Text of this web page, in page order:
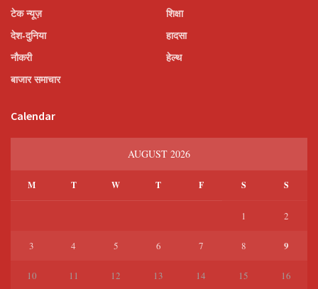
टेक न्यूज़
देश-दुनिया
नौकरी
बाजार समाचार
शिक्षा
हादसा
हेल्थ
Calendar
AUGUST 2026
M T W T F S S
1 2
3 4 5 6 7 8 9
10 11 12 13 14 15 16